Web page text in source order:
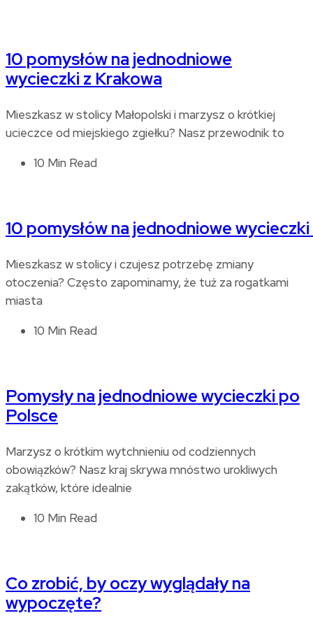
10 pomysłów na jednodniowe
wycieczki z Krakowa
Mieszkasz w stolicy Małopolski i marzysz o krótkiej
ucieczce od miejskiego zgiełku? Nasz przewodnik to
10 Min Read
10 pomysłów na jednodniowe
Mieszkasz w stolicy i czujesz potrzebę zmiany
otoczenia? Często zapominamy, że tuż za rogatkami
miasta
10 Min Read
Pomysły na jednodniowe wycieczki po
Polsce
Marzysz o krótkim wytchnieniu od codziennych
obowiązków? Nasz kraj skrywa mnóstwo urokliwych
zakątków, które idealnie
10 Min Read
Co zrobić, by oczy wyglądały na
wypoczęte?